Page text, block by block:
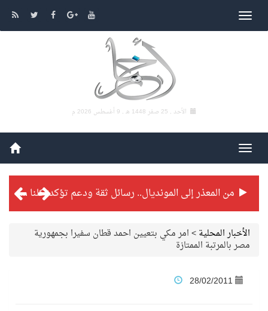
الأحد , 25 صفر 1448 هـ , 9 أغسطس 2026 م
من المعذر إلى المونديال.. رسائل ثقة ودعم تؤكد: كلنا مع الأخضر
الأخبار المحلية>امر مكي بتعيين احمد قطان سفيرا بجمهورية
مصر بالمرتبة الممتازة
28/02/2011